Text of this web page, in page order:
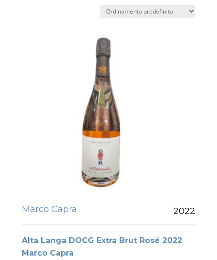
Marco Capra 2022
Alta Langa DOCG Extra Brut Rosé 2022
Marco Capra